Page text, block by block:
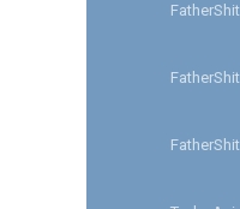
FatherShit